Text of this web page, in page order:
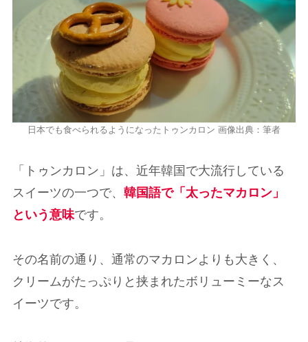
日本でも食べられるようになったトゥンカロン 画像出典：筆者
「トゥンカロン」は、近年韓国で大流行している
スイーツの一つで、 韓国語で「太ったマカロン」
という意味です。
その名前の通り、通常のマカロンよりも大きく、
クリームがたっぷりと挟まれたボリューミーなス
イーツです。